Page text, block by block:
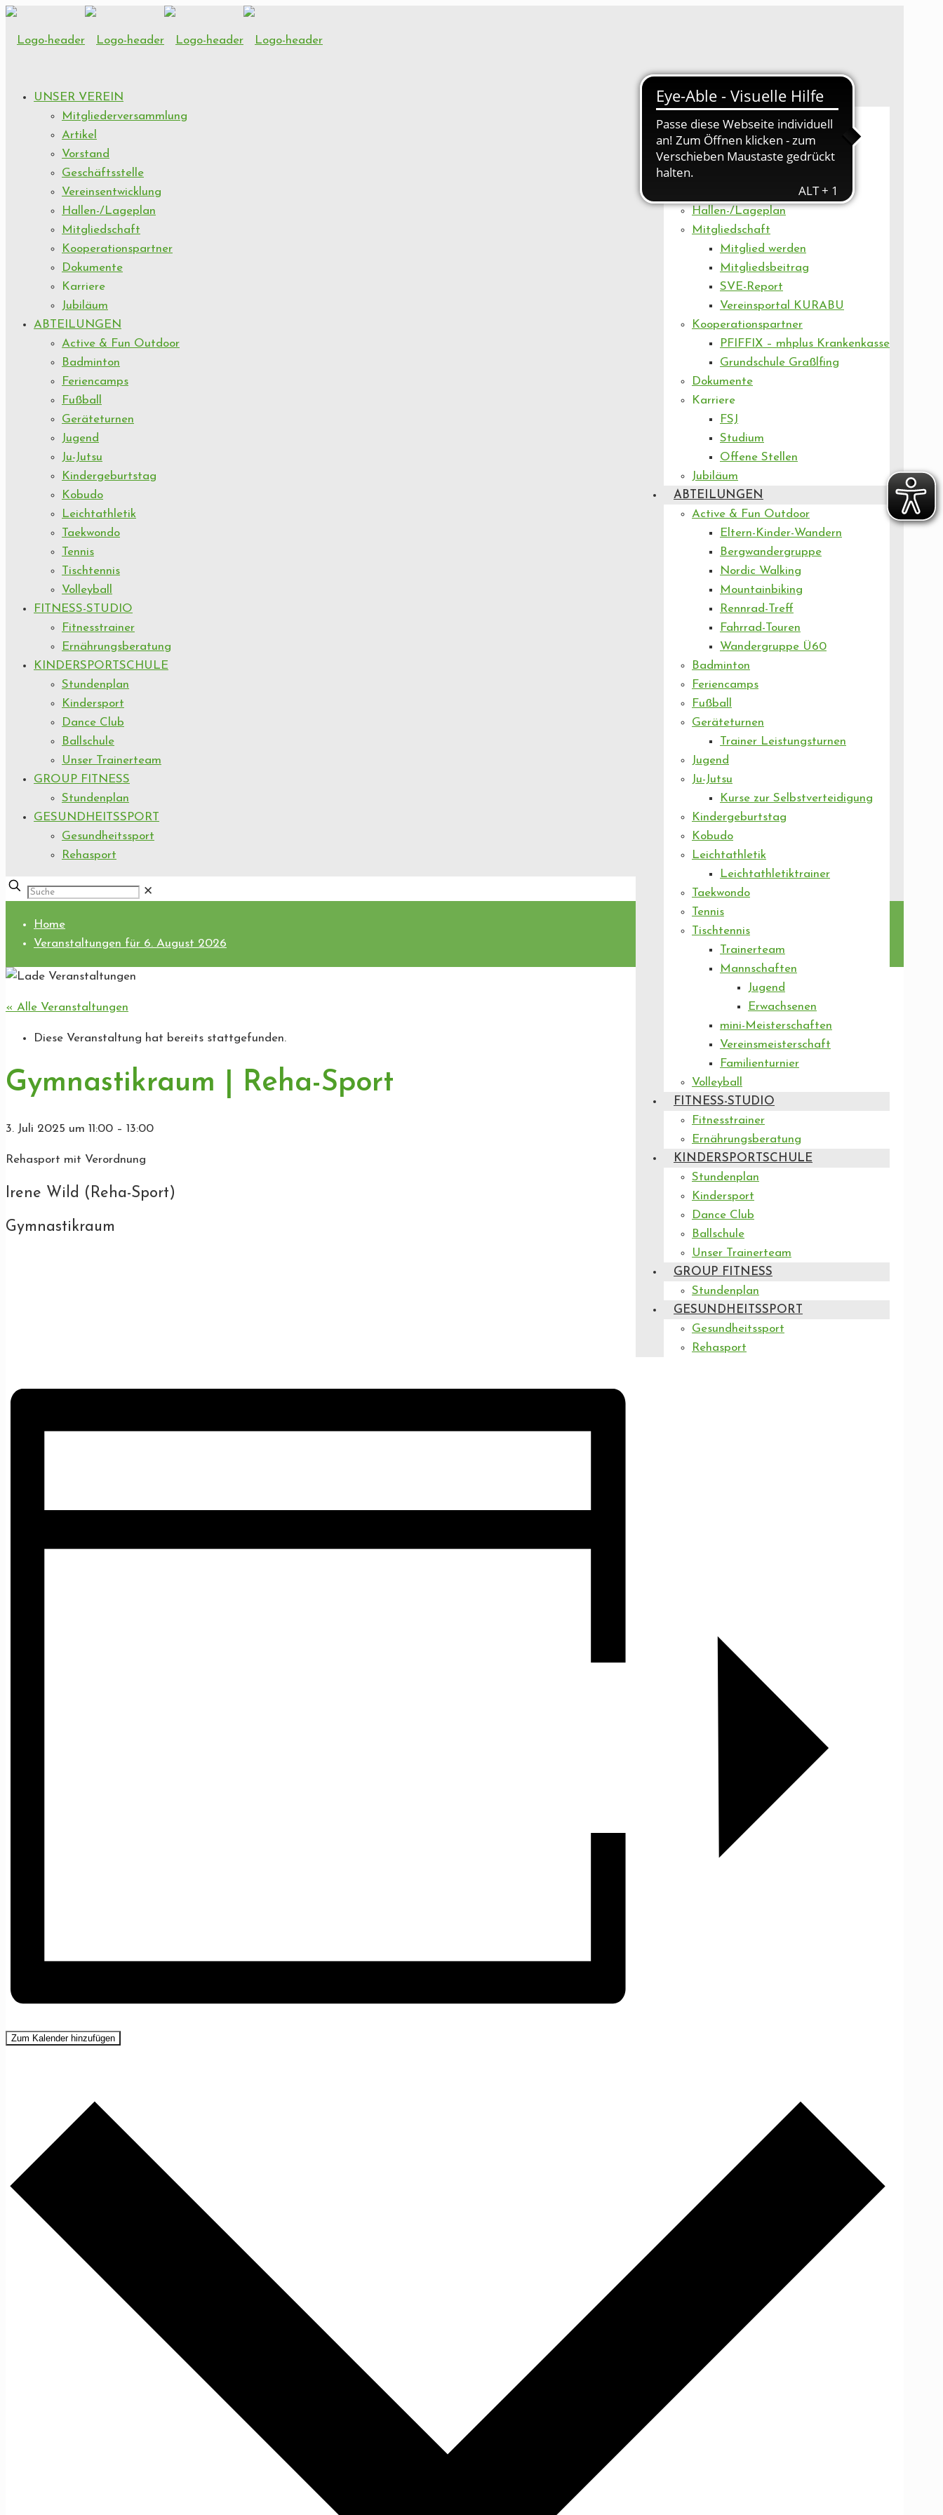
UNSER VEREIN
Artikel
Vorstand
Geschäftsstelle
Hallen-/Lageplan
Mitgliedschaft
Mitglied werden
Mitgliedsbeitrag
SVE-Report
Vereinsportal KURABU
Kooperationspartner
PFIFFIX – mhplus Krankenkasse
Grundschule Graßlfing
Dokumente
Karriere
FSJ
Studium
Offene Stellen
Jubiläum
ABTEILUNGEN
Active & Fun Outdoor
Eltern-Kinder-Wandern
Bergwandergruppe
Nordic Walking
Mountainbiking
Rennrad-Treff
Fahrrad-Touren
Wandergruppe Ü60
Badminton
Feriencamps
Fußball
Geräteturnen
Trainer Leistungsturnen
Jugend
Ju-Jutsu
Kurse zur Selbstverteidigung
Kindergeburtstag
Kobudo
Leichtathletik
Leichtathletiktrainer
Taekwondo
Tennis
Tischtennis
Trainerteam
Mannschaften
Jugend
Erwachsenen
mini-Meisterschaften
Vereinsmeisterschaft
Familienturnier
Volleyball
FITNESS-STUDIO
Fitnesstrainer
Ernährungsberatung
KINDERSPORTSCHULE
Stundenplan
Kindersport
Dance Club
Ballschule
Unser Trainerteam
GROUP FITNESS
Stundenplan
GESUNDHEITSSPORT
Gesundheitssport
Rehasport
UNSER VEREIN
Mitgliederversammlung
Artikel
Vorstand
Geschäftsstelle
Vereinsentwicklung
Hallen-/Lageplan
Mitgliedschaft
Kooperationspartner
Dokumente
Karriere
Jubiläum
ABTEILUNGEN
Active & Fun Outdoor
Badminton
Feriencamps
Fußball
Geräteturnen
Jugend
Ju-Jutsu
Kindergeburtstag
Kobudo
Leichtathletik
Taekwondo
Tennis
Tischtennis
Volleyball
FITNESS-STUDIO
Fitnesstrainer
Ernährungsberatung
KINDERSPORTSCHULE
Stundenplan
Kindersport
Dance Club
Ballschule
Unser Trainerteam
GROUP FITNESS
Stundenplan
GESUNDHEITSSPORT
Gesundheitssport
Rehasport
✕
Home
Veranstaltungen für 6. August 2026
« Alle Veranstaltungen
Diese Veranstaltung hat bereits stattgefunden.
Gymnastikraum | Reha-Sport
3. Juli 2025 um 11:00 – 13:00
Rehasport mit Verordnung
Irene Wild (Reha-Sport)
Gymnastikraum
Zum Kalender hinzufügen